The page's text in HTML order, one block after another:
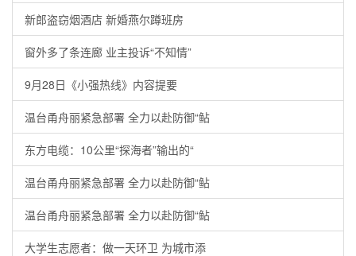
新郎盗窃烟酒店 新婚燕尔蹲班房
窗外多了条连廊 业主投诉“不知情”
9月28日《小强热线》内容提要
温台甬舟丽紧急部署 全力以赴防御“鲇
东方电缆：10公里“探海者”输出的“
温台甬舟丽紧急部署 全力以赴防御“鲇
温台甬舟丽紧急部署 全力以赴防御“鲇
大学生志愿者：做一天环卫 为城市添